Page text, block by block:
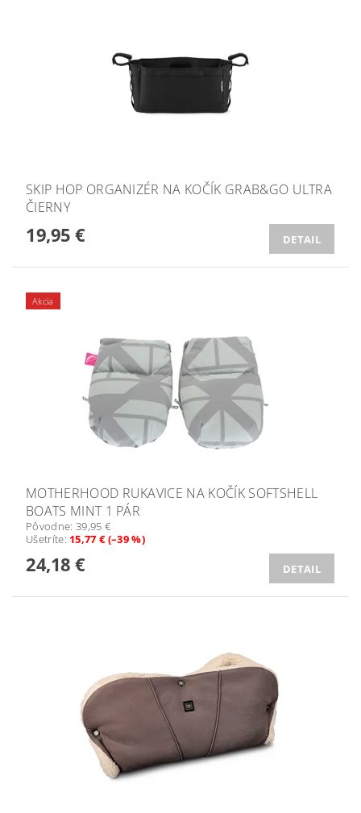
SKIP HOP ORGANIZÉR NA KOČÍK GRAB&GO ULTRA
ČIERNY
19,95 € DETAIL
Akcia
MOTHERHOOD RUKAVICE NA KOČÍK SOFTSHELL
BOATS MINT 1 PÁR
Pôvodne: 39,95 €
Ušetríte: 15,77 € (–39 %)
24,18 € DETAIL